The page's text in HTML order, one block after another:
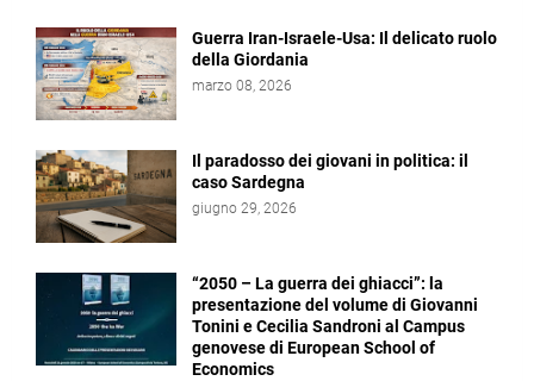
Guerra Iran-Israele-Usa: Il delicato ruolo
della Giordania
marzo 08, 2026
Il paradosso dei giovani in politica: il
caso Sardegna
giugno 29, 2026
“2050 – La guerra dei ghiacci”: la
presentazione del volume di Giovanni
Tonini e Cecilia Sandroni al Campus
genovese di European School of
Economics